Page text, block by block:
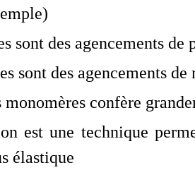
sont des agencements de
sont des agencements de
confère
est une technique
élastique